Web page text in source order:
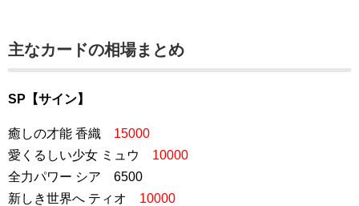
主なカードの相場まとめ
SP【サイン】
癒しの才能 香織 15000
愛くるしい少女 ミュウ 10000
全力パワー シア 6500
新しき世界へ ティオ 10000